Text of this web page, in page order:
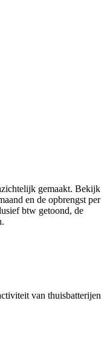
gemaakt. Bekijk
en de opbrengst per
btw getoond, de
van thuisbatterijen